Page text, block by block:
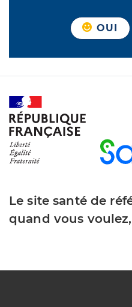
OUI
Le site santé de
quand vous